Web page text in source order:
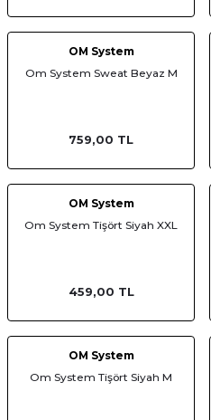
OM System
Om System Sweat Beyaz M
759,00 TL
OM System
Om System Tişört Siyah XXL
459,00 TL
OM System
Om System Tişört Siyah M